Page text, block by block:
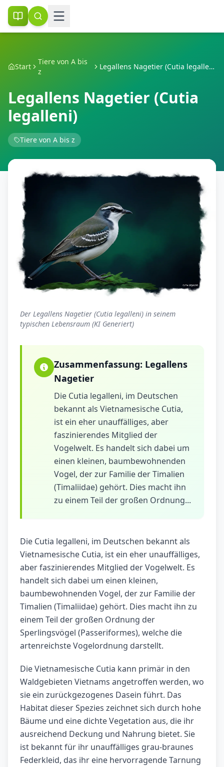
Start
Tiere von A bis
z
Legallens Nagetier (Cutia legalleni)
Legallens Nagetier (Cutia
legalleni)
Tiere von A bis z
Der Legallens Nagetier (Cutia legalleni) in seinem
typischen Lebensraum (KI Generiert)
Zusammenfassung: Legallens
Nagetier
Die Cutia legalleni, im Deutschen
bekannt als Vietnamesische Cutia,
ist ein eher unauffälliges, aber
faszinierendes Mitglied der
Vogelwelt. Es handelt sich dabei um
einen kleinen, baumbewohnenden
Vogel, der zur Familie der Timalien
(Timaliidae) gehört. Dies macht ihn
zu einem Teil der großen Ordnung...
Die Cutia legalleni, im Deutschen bekannt als
Vietnamesische Cutia, ist ein eher unauffälliges,
aber faszinierendes Mitglied der Vogelwelt. Es
handelt sich dabei um einen kleinen,
baumbewohnenden Vogel, der zur Familie der
Timalien (Timaliidae) gehört. Dies macht ihn zu
einem Teil der großen Ordnung der
Sperlingsvögel (Passeriformes), welche die
artenreichste Vogelordnung darstellt.
Die Vietnamesische Cutia kann primär in den
Waldgebieten Vietnams angetroffen werden, wo
sie ein zurückgezogenes Dasein führt. Das
Habitat dieser Spezies zeichnet sich durch hohe
Bäume und eine dichte Vegetation aus, die ihr
ausreichend Deckung und Nahrung bietet. Sie
ist bekannt für ihr unauffälliges grau-braunes
Federkleid, das ihr eine hervorragende Tarnung